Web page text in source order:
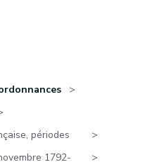
périodes
1792-